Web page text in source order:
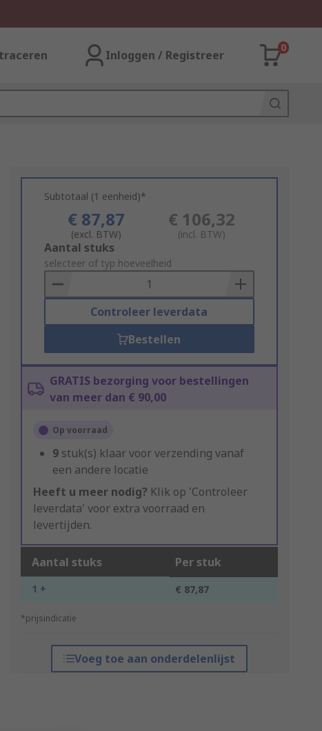
Inloggen / Registreer
0
Subtotaal (1 eenheid)*
€ 87,87
(excl. BTW)
€ 106,32
(incl. BTW)
Add
to
Basket
Aantal stuks
selecteer of typ hoeveelheid
Controleer leverdata
Bestellen
GRATIS bezorging voor bestellingen
van meer dan € 90,00
Op voorraad
9 stuk(s) klaar voor verzending vanaf
een andere locatie
Heeft u meer nodig? Klik op 'Controleer
leverdata' voor extra voorraad en
levertijden.
Aantal stuks Per stuk
1 + € 87,87
*prijsindicatie
Voeg toe aan onderdelenlijst